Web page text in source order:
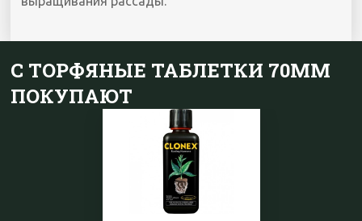
С ТОРФЯНЫЕ ТАБЛЕТКИ 70ММ
ПОКУПАЮТ